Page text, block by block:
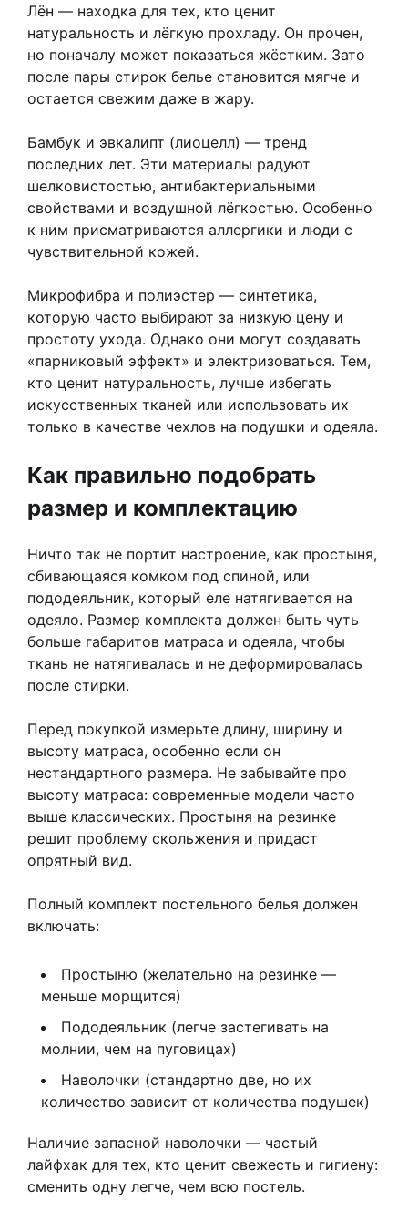
Лён — находка для тех, кто ценит
натуральность и лёгкую прохладу. Он прочен,
но поначалу может показаться жёстким. Зато
после пары стирок белье становится мягче и
остается свежим даже в жару.
Бамбук и эвкалипт (лиоцелл) — тренд
последних лет. Эти материалы радуют
шелковистостью, антибактериальными
свойствами и воздушной лёгкостью. Особенно
к ним присматриваются аллергики и люди с
чувствительной кожей.
Микрофибра и полиэстер — синтетика,
которую часто выбирают за низкую цену и
простоту ухода. Однако они могут создавать
«парниковый эффект» и электризоваться. Тем,
кто ценит натуральность, лучше избегать
искусственных тканей или использовать их
только в качестве чехлов на подушки и одеяла.
Как правильно подобрать
размер и комплектацию
Ничто так не портит настроение, как простыня,
сбивающаяся комком под спиной, или
пододеяльник, который еле натягивается на
одеяло. Размер комплекта должен быть чуть
больше габаритов матраса и одеяла, чтобы
ткань не натягивалась и не деформировалась
после стирки.
Перед покупкой измерьте длину, ширину и
высоту матраса, особенно если он
нестандартного размера. Не забывайте про
высоту матраса: современные модели часто
выше классических. Простыня на резинке
решит проблему скольжения и придаст
опрятный вид.
Полный комплект постельного белья должен
включать:
Простыню (желательно на резинке —
меньше морщится)
Пододеяльник (легче застегивать на
молнии, чем на пуговицах)
Наволочки (стандартно две, но их
количество зависит от количества подушек)
Наличие запасной наволочки — частый
лайфхак для тех, кто ценит свежесть и гигиену:
сменить одну легче, чем всю постель.